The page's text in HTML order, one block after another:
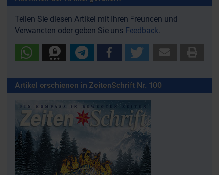
Teilen Sie diesen Artikel mit Ihren Freunden und
Verwandten oder geben Sie uns Feedback.
Artikel erschienen in ZeitenSchrift Nr. 100